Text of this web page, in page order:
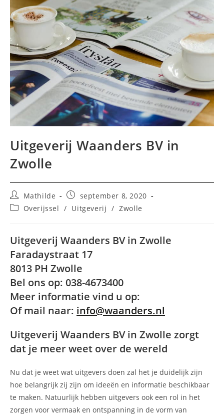
Uitgeverij Waanders BV in
Zwolle
Bericht
auteur:
Mathilde
Bericht
gepubliceerd
op:
september 8, 2020
Berichtcategorie:
Overijssel / Uitgeverij / Zwolle
Uitgeverij Waanders BV in Zwolle
Faradaystraat 17
8013 PH Zwolle
Bel ons op: 038-4673400
Meer informatie vind u op:
Of mail naar: info@waanders.nl
Uitgeverij Waanders BV in Zwolle zorgt
dat je meer weet over de wereld
Nu dat je weet wat uitgevers doen zal het je duidelijk zijn
hoe belangrijk zij zijn om ideeën en informatie beschikbaar
te maken. Natuurlijk hebben uitgevers ook een rol in het
zorgen voor vermaak en ontspanning in de vorm van